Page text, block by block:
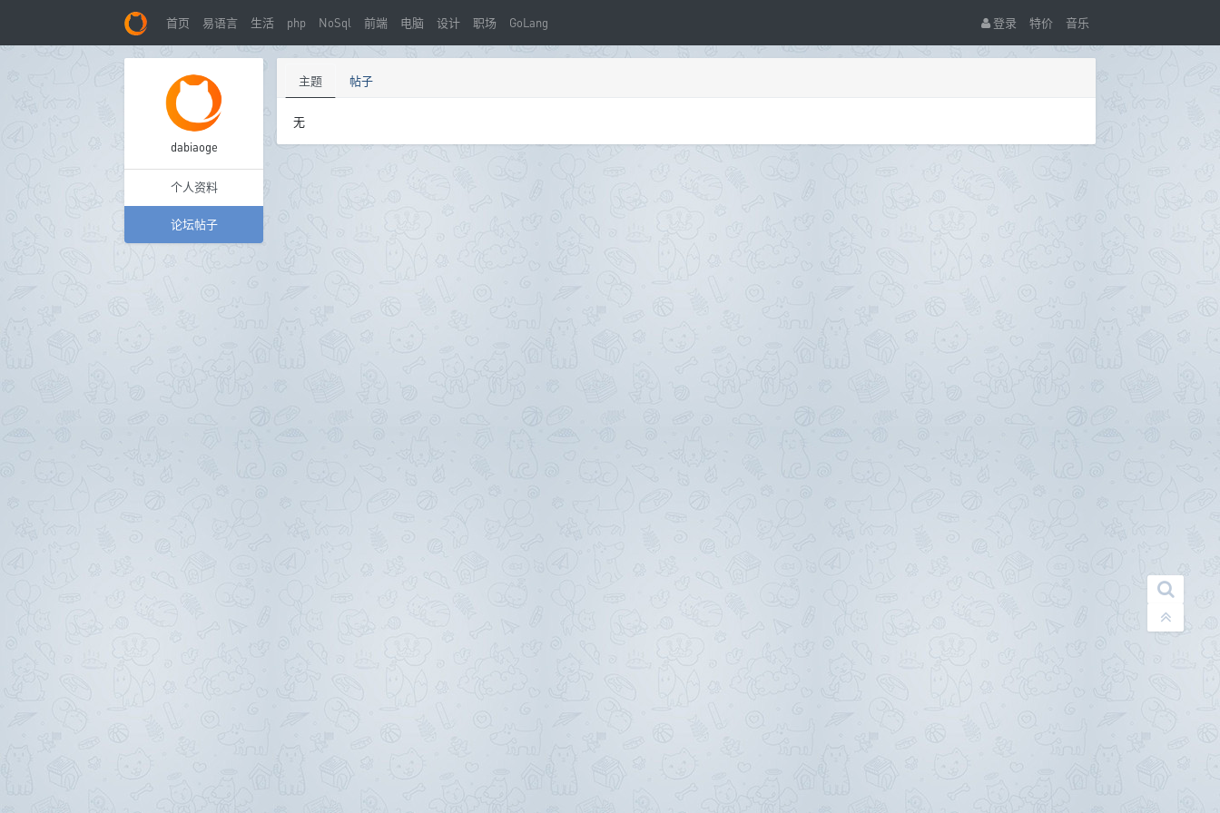
首页 易语言 生活 php NoSql 前端 电脑 设计 职场 GoLang 登录 特价 音乐
dabiaoge
个人资料
论坛帖子
主题 帖子
无